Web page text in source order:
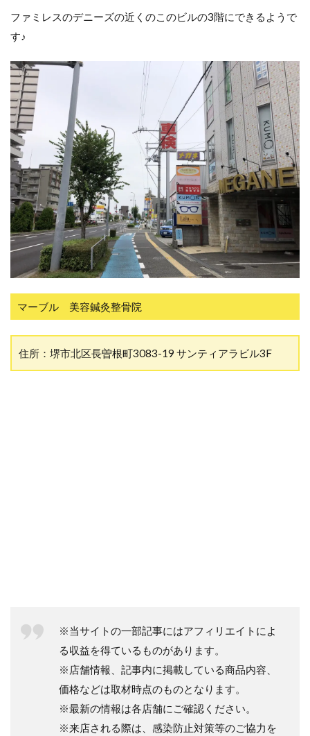
ファミレスのデニーズの近くのこのビルの3階にできるようで
す♪
マーブル 美容鍼灸整骨院
住所：堺市北区長曽根町3083-19 サンティアラビル3F
※当サイトの一部記事にはアフィリエイトによ
る収益を得ているものがあります。
※店舗情報、記事内に掲載している商品内容、
価格などは取材時点のものとなります。
※最新の情報は各店舗にご確認ください。
※来店される際は、感染防止対策等のご協力を